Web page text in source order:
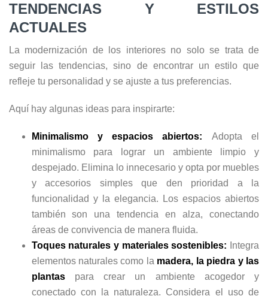
TENDENCIAS Y ESTILOS
ACTUALES
La modernización de los interiores no solo se trata de
seguir las tendencias, sino de encontrar un estilo que
refleje tu personalidad y se ajuste a tus preferencias.
Aquí hay algunas ideas para inspirarte:
Minimalismo y espacios abiertos: Adopta el
minimalismo para lograr un ambiente limpio y
despejado. Elimina lo innecesario y opta por muebles
y accesorios simples que den prioridad a la
funcionalidad y la elegancia. Los espacios abiertos
también son una tendencia en alza, conectando
áreas de convivencia de manera fluida.
Toques naturales y materiales sostenibles: Integra
elementos naturales como la madera, la piedra y las
plantaspara crear un ambiente acogedor y
conectado con la naturaleza. Considera el uso de